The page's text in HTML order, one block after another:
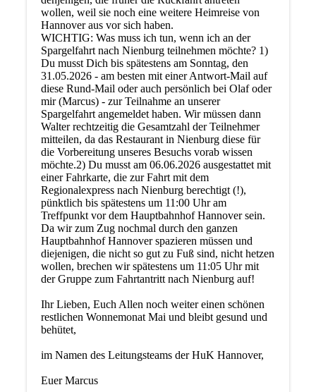
wollen, weil sie noch eine weitere Heimreise von
Hannover aus vor sich haben.
WICHTIG: Was muss ich tun, wenn ich an der
Spargelfahrt nach Nienburg teilnehmen möchte? 1)
Du musst Dich bis spätestens am Sonntag, den
31.05.2026 - am besten mit einer Antwort-Mail auf
diese Rund-Mail oder auch persönlich bei Olaf oder
mir (Marcus) - zur Teilnahme an unserer
Spargelfahrt angemeldet haben. Wir müssen dann
Walter rechtzeitig die Gesamtzahl der Teilnehmer
mitteilen, da das Restaurant in Nienburg diese für
die Vorbereitung unseres Besuchs vorab wissen
möchte.2) Du musst am 06.06.2026 ausgestattet mit
einer Fahrkarte, die zur Fahrt mit dem
Regionalexpress nach Nienburg berechtigt (!),
pünktlich bis spätestens um 11:00 Uhr am
Treffpunkt vor dem Hauptbahnhof Hannover sein.
Da wir zum Zug nochmal durch den ganzen
Hauptbahnhof Hannover spazieren müssen und
diejenigen, die nicht so gut zu Fuß sind, nicht hetzen
wollen, brechen wir spätestens um 11:05 Uhr mit
der Gruppe zum Fahrtantritt nach Nienburg auf!
Ihr Lieben, Euch Allen noch weiter einen schönen
restlichen Wonnemonat Mai und bleibt gesund und
behütet,
im Namen des Leitungsteams der HuK Hannover,
Euer Marcus